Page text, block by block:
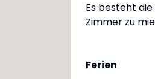
Es besteht
Zimmer zu
Ferien